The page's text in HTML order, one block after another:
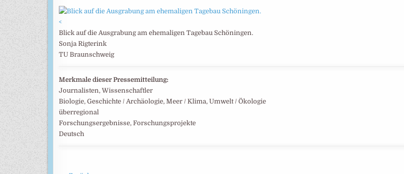
<
Blick auf die Ausgrabung am ehemaligen Tagebau Schöningen.
Sonja Rigterink
TU Braunschweig
Merkmale dieser Pressemitteilung:
Journalisten, Wissenschaftler
Biologie, Geschichte / Archäologie, Meer / Klima, Umwelt / Ökologie
überregional
Forschungsergebnisse, Forschungsprojekte
Deutsch